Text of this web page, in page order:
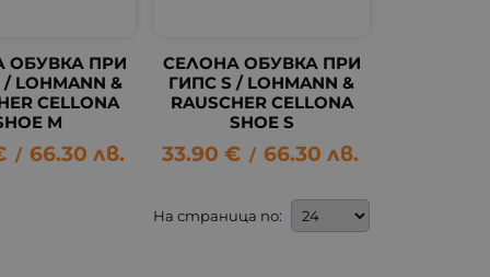
ОБУВКА ПРИ
LOHMANN &
CELLONA
M
/ 66.30 лв.
СЕЛОНА ОБУВКА ПРИ
ГИПС S / LOHMANN &
RAUSCHER CELLONA
SHOE S
33.90 € / 66.30 лв.
На страница по: